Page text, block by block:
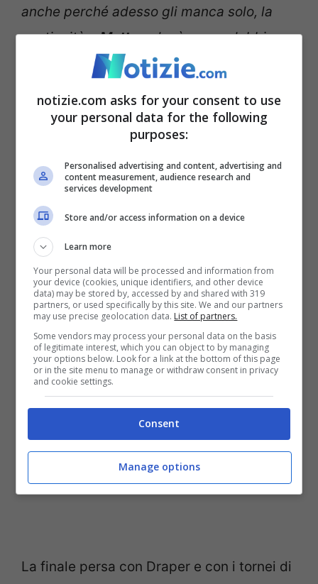
anche perché adesso gli manca solo, la
continuità aMatteoche è senza dubbio
uno dei tennisti italiani che può fare bene,
“Jannik in questo momento
è un altro mondo, ma
Matteo non era così
distante”
(Ansa Notizie.com)
La finale persa con Draper e con i tornei di
notizie.com asks for your consent to use
your personal data for the following
purposes:
Personalised advertising and content, advertising and
content measurement, audience research and
services development
Store and/or access information on a device
Learn more
Your personal data will be processed and information from
your device (cookies, unique identifiers, and other device
data) may be stored by, accessed by and shared with 319
partners, or used specifically by this site. We and our partners
may use precise geolocation data. List of partners.
Some vendors may process your personal data on the basis
of legitimate interest, which you can object to by managing
your options below. Look for a link at the bottom of this page
or in the site menu to manage or withdraw consent in privacy
and cookie settings.
Consent
Manage options